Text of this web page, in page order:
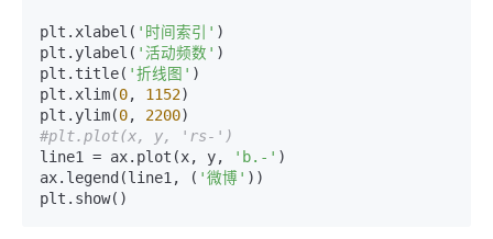
plt.xlabel( '时间索引' )
plt.ylabel( '活动频数' )
plt.title( '折线图' )
plt.xlim(0, 1152)
plt.ylim(0, 2200
#plt.plot(x, y, 'rs-')
line1 = ax.plot(x, y,
'b.-' )
ax.legend(line1, ( '微博' ))
plt.show()